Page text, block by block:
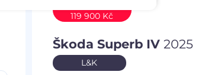
119 900 Kč
Škoda Superb IV 2025
L&K